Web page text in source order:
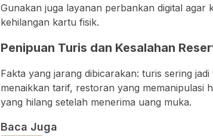
Gunakan juga layanan perbankan digital agar
kehilangan kartu fisik.
Penipuan Turis dan Kesalahan
Fakta yang jarang dibicarakan: turis sering
menaikkan tarif, restoran yang memanipulasi
yang hilang setelah menerima uang muka.
Baca Juga